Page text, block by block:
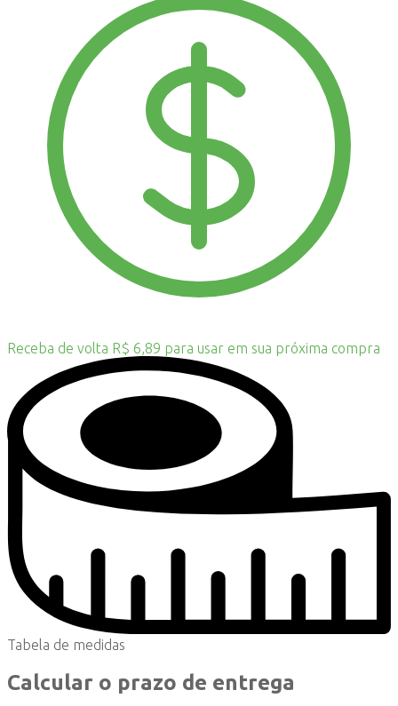
Receba de volta R$ 6,89 para usar em sua próxima compra
Tabela de medidas
Calcular o prazo de entrega